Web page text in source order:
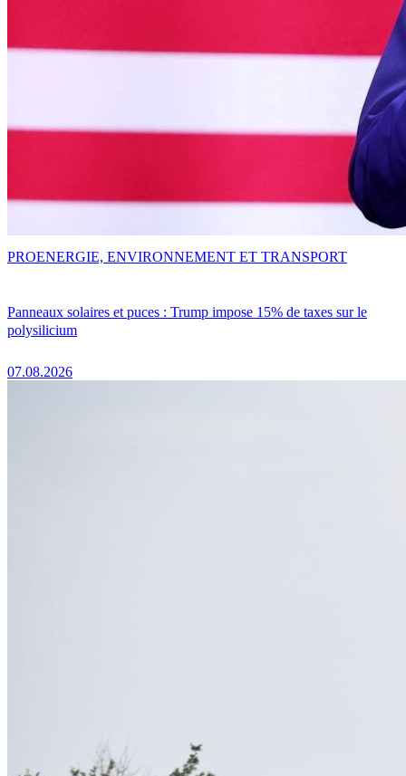
Panneaux solaires et puces : Trump impose 15% de taxes sur le
polysilicium
07.08.2026
PROENERGIE, ENVIRONNEMENT ET TRANSPORT